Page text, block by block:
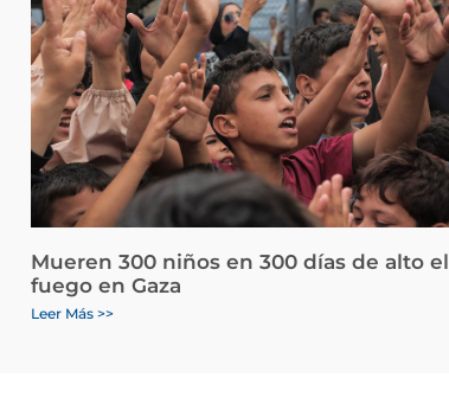
Mueren 300 niños en 300 días de alto el
fuego en Gaza
Leer Más >>